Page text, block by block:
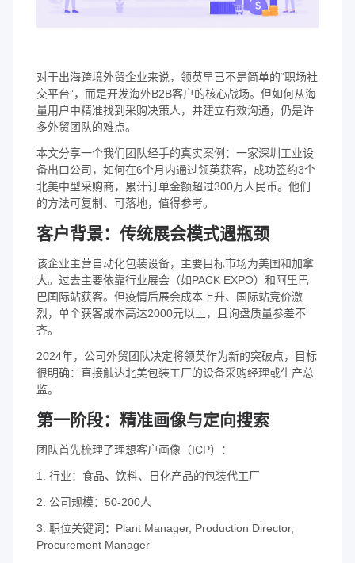
对于出海跨境外贸企业来说，领英早已不是简单的“职场社
交平台”，而是开发海外B2B客户的核心战场。但如何从海
量用户中精准找到采购决策人，并建立有效沟通，仍是许
多外贸团队的难点。
本文分享一个我们团队经手的真实案例：一家深圳工业设
备出口公司，如何在6个月内通过领英获客，成功签约3个
北美中型采购商，累计订单金额超过300万人民币。他们
的方法可复制、可落地，值得参考。
客户背景：传统展会模式遇瓶颈
该企业主营自动化包装设备，主要目标市场为美国和加拿
大。过去主要依靠行业展会（如PACK EXPO）和阿里巴
巴国际站获客。但疫情后展会成本上升、国际站竞价激
烈，单个获客成本高达2000元以上，且询盘质量参差不
齐。
2024年，公司外贸团队决定将领英作为新的突破点，目标
很明确：直接触达北美包装工厂的设备采购经理或生产总
监。
第一阶段：精准画像与定向搜索
团队首先梳理了理想客户画像（ICP）：
1. 行业：食品、饮料、日化产品的包装代工厂
2. 公司规模：50-200人
3. 职位关键词：Plant Manager, Production Director,
Procurement Manager